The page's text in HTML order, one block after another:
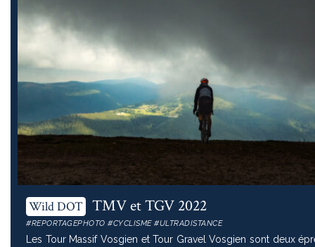
Wild DOT TMV et TGV 2022
#REPORTAGEPHOTO #CYCLISME #ULTRADISTANCE
Les Tour Massif Vosgien et Tour Gravel Vosgien sont deux